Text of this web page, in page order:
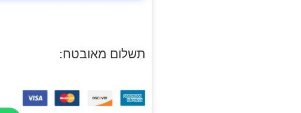
תשלום מאובטח: